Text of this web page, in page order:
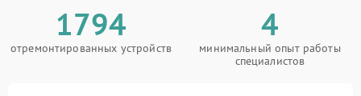
1794
отремонтированных устройств
4
минимальный опыт работы
специалистов